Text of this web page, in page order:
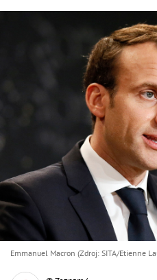
Emmanuel Macron (Zdroj: SITA/Etienne